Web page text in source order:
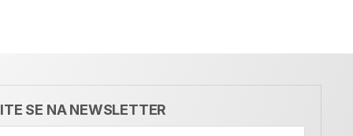
SE NA NEWSLETTER